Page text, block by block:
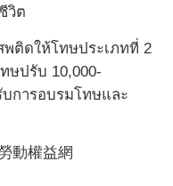
วิต
พติดให้โทษประเภทที่ 2
ษปรับ 10,000-
บการอบรมโทษและ
動權益網